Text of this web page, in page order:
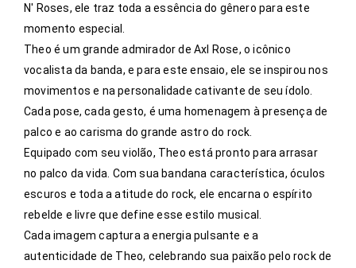
N' Roses, ele traz toda a essência do gênero para este
momento especial.
Theo é um grande admirador de Axl Rose, o icônico
vocalista da banda, e para este ensaio, ele se inspirou nos
movimentos e na personalidade cativante de seu ídolo.
Cada pose, cada gesto, é uma homenagem à presença de
palco e ao carisma do grande astro do rock.
Equipado com seu violão, Theo está pronto para arrasar
no palco da vida. Com sua bandana característica, óculos
escuros e toda a atitude do rock, ele encarna o espírito
rebelde e livre que define esse estilo musical.
Cada imagem captura a energia pulsante e a
autenticidade de Theo, celebrando sua paixão pelo rock de